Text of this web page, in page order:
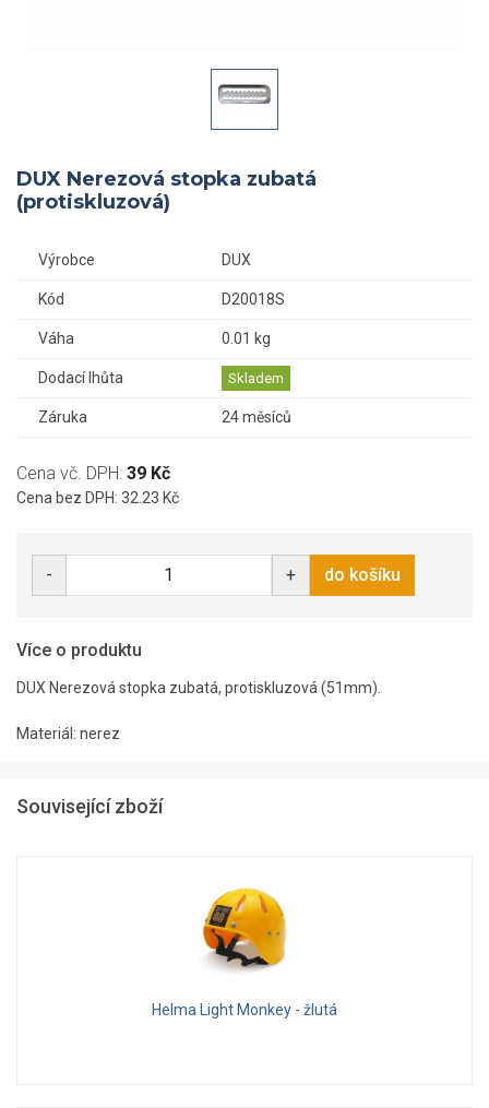
DUX Nerezová stopka zubatá
(protiskluzová)
Výrobce DUX
Kód D20018S
Váha 0.01 kg
Dodací lhůta Skladem
Záruka 24 měsíců
Cena vč. DPH: 39 Kč
Cena bez DPH: 32.23 Kč
- + do košíku
Více o produktu
DUX Nerezová stopka zubatá, protiskluzová (51mm).
Materiál: nerez
Související zboží
Helma Light Monkey - žlutá